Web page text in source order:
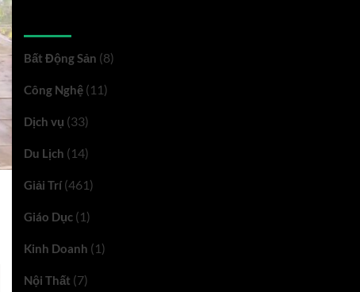
Bất Động Sản (8)
Công Nghệ(11)
Dịch vụ (33)
Du Lịch (14)
Giải Trí(461)
Giáo Dục(1)
Kinh Doanh (1)
Nội Thất (7)